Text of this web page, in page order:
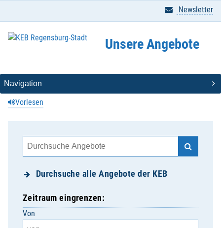
Vorlesen
Newsletter
Unsere Angebote
Durchsuche alle Angebote der KEB
Zeitraum eingrenzen:
Von